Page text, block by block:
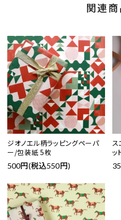
関連商
ジオノエル柄ラッピングペーパ
ー/包装紙 5枚
500円(税込550円)
ス
ッ